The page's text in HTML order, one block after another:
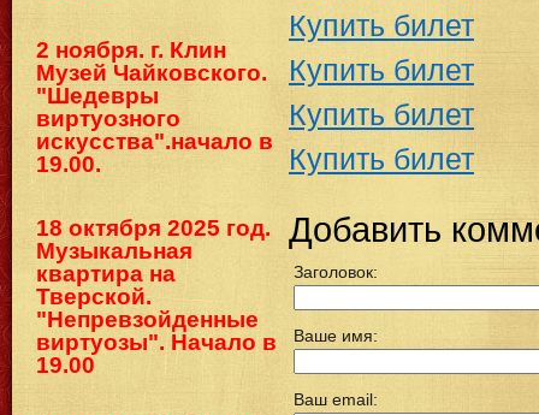
2 ноября. г. Клин
Музей Чайковского.
"Шедевры
виртуозного
искусства".начало в
19.00.
18 октября 2025 год.
Музыкальная
квартира на
Тверской.
"Непревзойденные
виртуозы". Начало в
19.00
Купить билет
Купить билет
Купить билет
Купить билет
Добавить
Заголовок:
Ваше имя:
Ваш email: